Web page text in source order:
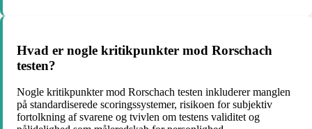
Hvad er nogle kritikpunkter mod Rorschach
testen?
Nogle kritikpunkter mod Rorschach testen inkluderer manglen
på standardiserede scoringssystemer, risikoen for subjektiv
fortolkning af svarene og tvivlen om testens validitet og